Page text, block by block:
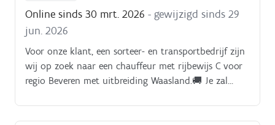
Online sinds 30 mrt. 2026 - gewijzigd sinds 29
jun. 2026
Voor onze klant, een sorteer- en transportbedrijf zijn
wij op zoek naar een chauffeur met rijbewijs C voor
regio Beveren met uitbreiding Waasland.🚚 Je zal